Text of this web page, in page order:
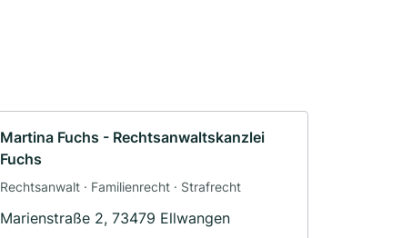
Martina Fuchs - Rechtsanwaltskanzlei
Fuchs
Rechtsanwalt · Familienrecht · Strafrecht
Marienstraße 2, 73479 Ellwangen